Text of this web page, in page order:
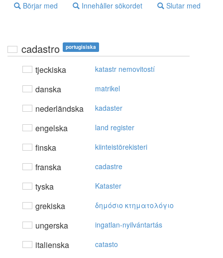
Börjar med Innehåller sökordet Slutar med
cadastro portugisiska
tjeckiska katastr nemovitostí
danska matrikel
nederländska kadaster
engelska land register
finska kiinteistörekisteri
franska cadastre
tyska Kataster
grekiska δημόσιo κτηματoλόγιo
ungerska ingatlan-nyilvántartás
italienska catasto